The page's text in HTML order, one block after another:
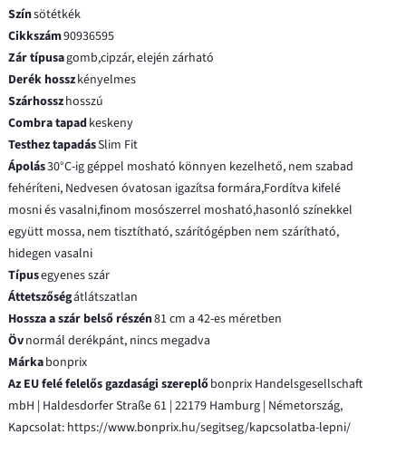
Színsötétkék
Cikkszám90936595
Zár típusagomb,cipzár, elején zárható
Derék hosszkényelmes
Szárhosszhosszú
Combra tapadkeskeny
Testhez tapadásSlim Fit
Ápolás30°C-ig géppel mosható könnyen kezelhető, nem szabad
fehéríteni, Nedvesen óvatosan igazítsa formára,Fordítva kifelé
mosni és vasalni,finom mosószerrel mosható,hasonló színekkel
együtt mossa, nem tisztítható, szárítógépben nem szárítható,
hidegen vasalni
Típusegyenes szár
Áttetszőségátlátszatlan
Hossza a szár belső részén81 cm a 42-es méretben
Övnormál derékpánt, nincs megadva
Márkabonprix
Az EU felé felelős gazdasági szereplőbonprix Handelsgesellschaft
mbH | Haldesdorfer Straße 61 | 22179 Hamburg | Németország,
Kapcsolat: https://www.bonprix.hu/segitseg/kapcsolatba-lepni/